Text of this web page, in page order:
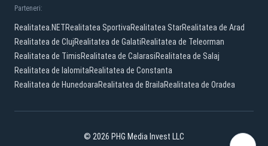
Parteneri:
Realitatea.NETRealitatea SportivaRealitatea StarRealitatea de Arad
Realitatea de ClujRealitatea de GalatiRealitatea de Teleorman
Realitatea de TimisRealitatea de CalarasiRealitatea de Salaj
Realitatea de IalomitaRealitatea de Constanta
Realitatea de HunedoaraRealitatea de BrailaRealitatea de Oradea
© 2026 PHG Media Invest LLC